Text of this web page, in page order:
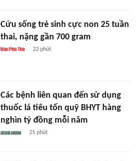
Cứu sống trẻ sinh cực non 25 tuần
thai, nặng gần 700 gram
22 phút
Các bệnh liên quan đến sử dụng
thuốc lá tiêu tốn quỹ BHYT hàng
nghìn tỷ đồng mỗi năm
25 phút